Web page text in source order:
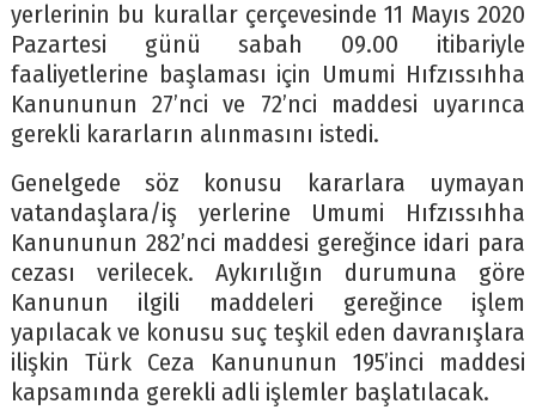
yerlerinin bu kurallar çerçevesinde 11 Mayıs 2020
Pazartesi günü sabah 09.00 itibariyle
faaliyetlerine başlaması için Umumi Hıfzıssıhha
Kanununun 27’nci ve 72’nci maddesi uyarınca
gerekli kararların alınmasını istedi.
Genelgede söz konusu kararlara uymayan
vatandaşlara/iş yerlerine Umumi Hıfzıssıhha
Kanununun 282’nci maddesi gereğince idari para
cezası verilecek. Aykırılığın durumuna göre
Kanunun ilgili maddeleri gereğince işlem
yapılacak ve konusu suç teşkil eden davranışlara
ilişkin Türk Ceza Kanununun 195’inci maddesi
kapsamında gerekli adli işlemler başlatılacak.